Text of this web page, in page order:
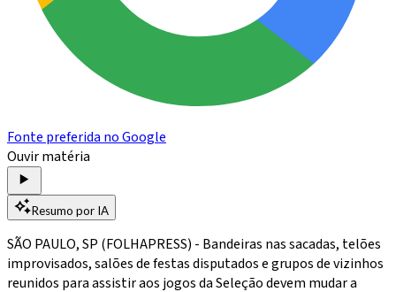
Fonte preferida no Google
Ouvir matéria
Resumo por IA
SÃO PAULO, SP (FOLHAPRESS) - Bandeiras nas sacadas, telões
improvisados, salões de festas disputados e grupos de vizinhos
reunidos para assistir aos jogos da Seleção devem mudar a